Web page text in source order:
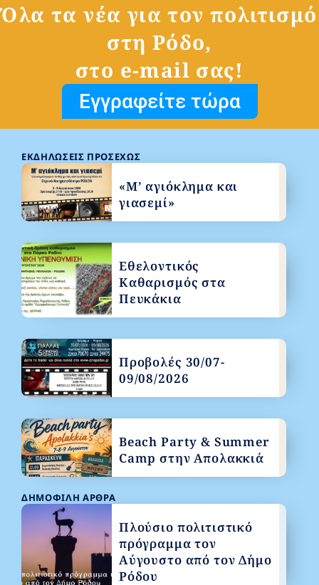
Όλα τα νέα για τον πολιτισμό
στη Ρόδο,
στο e-mail σας!
Εγγραφείτε τώρα
ΔΗΜΟΦΙΛΉ ΆΡΘΡΑ
Πλούσιο πολιτιστικό
πρόγραμμα τον
Αύγουστο από τον Δήμο
Ρόδου
ΕΚΔΗΛΏΣΕΙΣ ΠΡΟΣΕΧΏΣ
«Μ’ αγιόκλημα και
γιασεμί»
Εθελοντικός
Καθαρισμός στα
Πευκάκια
Προβολές 30/07-
09/08/2026
Beach Party & Summer
Camp στην Απολακκιά